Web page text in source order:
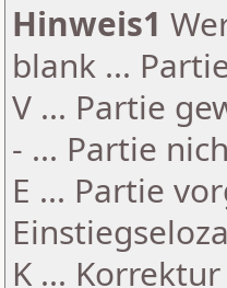
Hinweis1
blank ...
V ... Partie
- ... Partie
E ... Partie
K ...